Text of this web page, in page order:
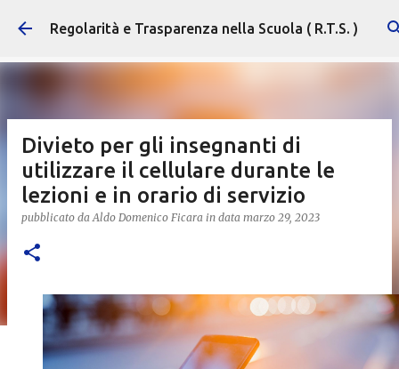
Passa ai contenuti principali
Regolarità e Trasparenza nella Scuola ( R.T.S. )
Divieto per gli insegnanti di
utilizzare il cellulare durante le
lezioni e in orario di servizio
pubblicato daAldo Domenico Ficara in data marzo 29, 2023